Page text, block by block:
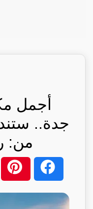
أجمل
جدة..
من: